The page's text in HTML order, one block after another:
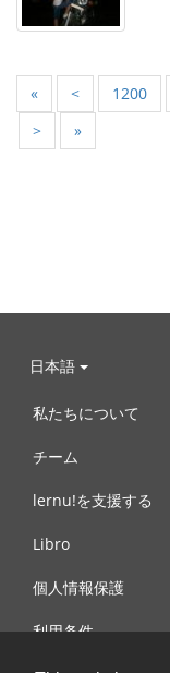
« < 1200
>
»
日本語
私たちについて
チーム
lernu!を支援する
Libro
個人情報保護
利用条件